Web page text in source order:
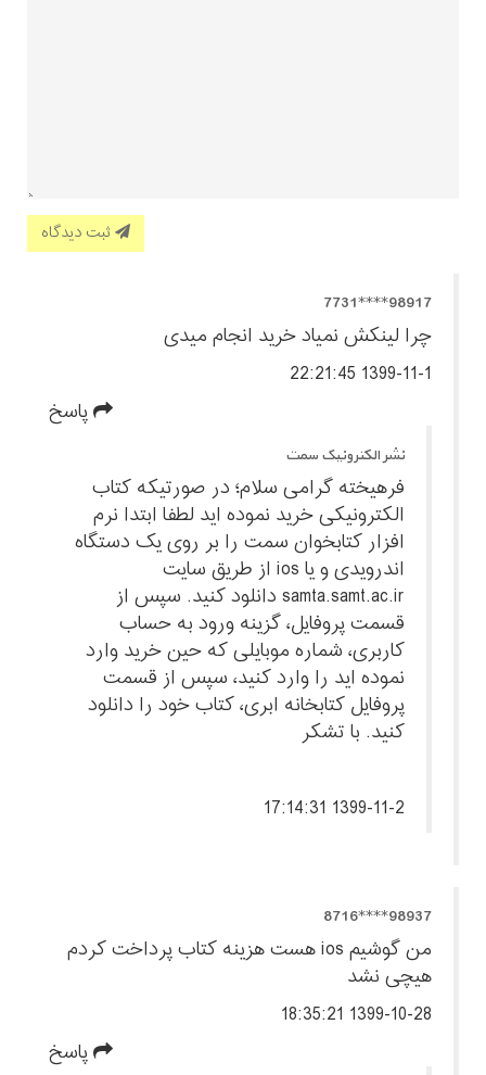
98917****7731
چرا لینکش نمیاد خرید انجام میدی
1399-11-1 22:21:45
پاسخ
نشر الکترونیک سمت
فرهیخته گرامی سلام؛ در صورتیکه کتاب
الکترونیکی خرید نموده اید لطفا ابتدا نرم
افزار کتابخوان سمت را بر روی یک دستگاه
اندرویدی و یا ios از طریق سایت
samta.samt.ac.ir دانلود کنید. سپس از
قسمت پروفایل، گزینه ورود به حساب
کاربری، شماره موبایلی که حین خرید وارد
نموده اید را وارد کنید، سپس از قسمت
پروفایل کتابخانه ابری، کتاب خود را دانلود
کنید. با تشکر
1399-11-2 17:14:31
98937****8716
من گوشیم ios هست هزینه کتاب پرداخت کردم
هیچی نشد
1399-10-28 18:35:21
پاسخ